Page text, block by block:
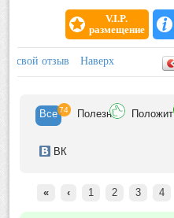
V.I.P.
размещение
Отзывы
свой отзыв Наверх
Все 74 Полезн Положит
ВК
« ‹ 1 2 3 4